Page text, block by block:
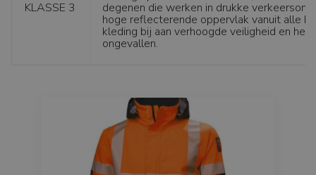
KLASSE 3 degenen die werken in drukke
hoge reflecterende oppervlak vanuit alle
kleding bij aan verhoogde veiligheid en het
ongevallen.